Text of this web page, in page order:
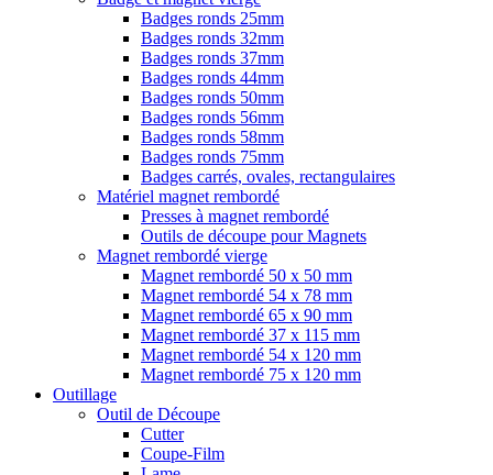
Badges ronds 25mm
Badges ronds 32mm
Badges ronds 37mm
Badges ronds 44mm
Badges ronds 50mm
Badges ronds 56mm
Badges ronds 58mm
Badges ronds 75mm
Badges carrés, ovales, rectangulaires
Matériel magnet rembordé
Presses à magnet rembordé
Outils de découpe pour Magnets
Magnet rembordé vierge
Magnet rembordé 50 x 50 mm
Magnet rembordé 54 x 78 mm
Magnet rembordé 65 x 90 mm
Magnet rembordé 37 x 115 mm
Magnet rembordé 54 x 120 mm
Magnet rembordé 75 x 120 mm
Outillage
Outil de Découpe
Cutter
Coupe-Film